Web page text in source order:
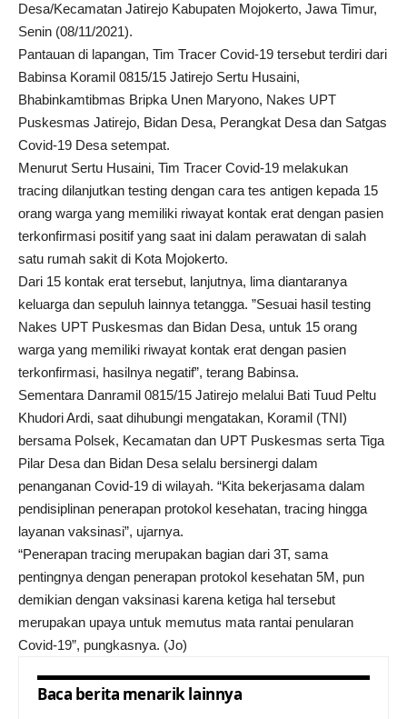
Desa/Kecamatan Jatirejo Kabupaten Mojokerto, Jawa Timur,
Senin (08/11/2021).
Pantauan di lapangan, Tim Tracer Covid-19 tersebut terdiri dari
Babinsa Koramil 0815/15 Jatirejo Sertu Husaini,
Bhabinkamtibmas Bripka Unen Maryono, Nakes UPT
Puskesmas Jatirejo, Bidan Desa, Perangkat Desa dan Satgas
Covid-19 Desa setempat.
Menurut Sertu Husaini, Tim Tracer Covid-19 melakukan
tracing dilanjutkan testing dengan cara tes antigen kepada 15
orang warga yang memiliki riwayat kontak erat dengan pasien
terkonfirmasi positif yang saat ini dalam perawatan di salah
satu rumah sakit di Kota Mojokerto.
Dari 15 kontak erat tersebut, lanjutnya, lima diantaranya
keluarga dan sepuluh lainnya tetangga. ”Sesuai hasil testing
Nakes UPT Puskesmas dan Bidan Desa, untuk 15 orang
warga yang memiliki riwayat kontak erat dengan pasien
terkonfirmasi, hasilnya negatif”, terang Babinsa.
Sementara Danramil 0815/15 Jatirejo melalui Bati Tuud Peltu
Khudori Ardi, saat dihubungi mengatakan, Koramil (TNI)
bersama Polsek, Kecamatan dan UPT Puskesmas serta Tiga
Pilar Desa dan Bidan Desa selalu bersinergi dalam
penanganan Covid-19 di wilayah. “Kita bekerjasama dalam
pendisiplinan penerapan protokol kesehatan, tracing hingga
layanan vaksinasi”, ujarnya.
“Penerapan tracing merupakan bagian dari 3T, sama
pentingnya dengan penerapan protokol kesehatan 5M, pun
demikian dengan vaksinasi karena ketiga hal tersebut
merupakan upaya untuk memutus mata rantai penularan
Covid-19”, pungkasnya. (Jo)
Baca berita menarik lainnya